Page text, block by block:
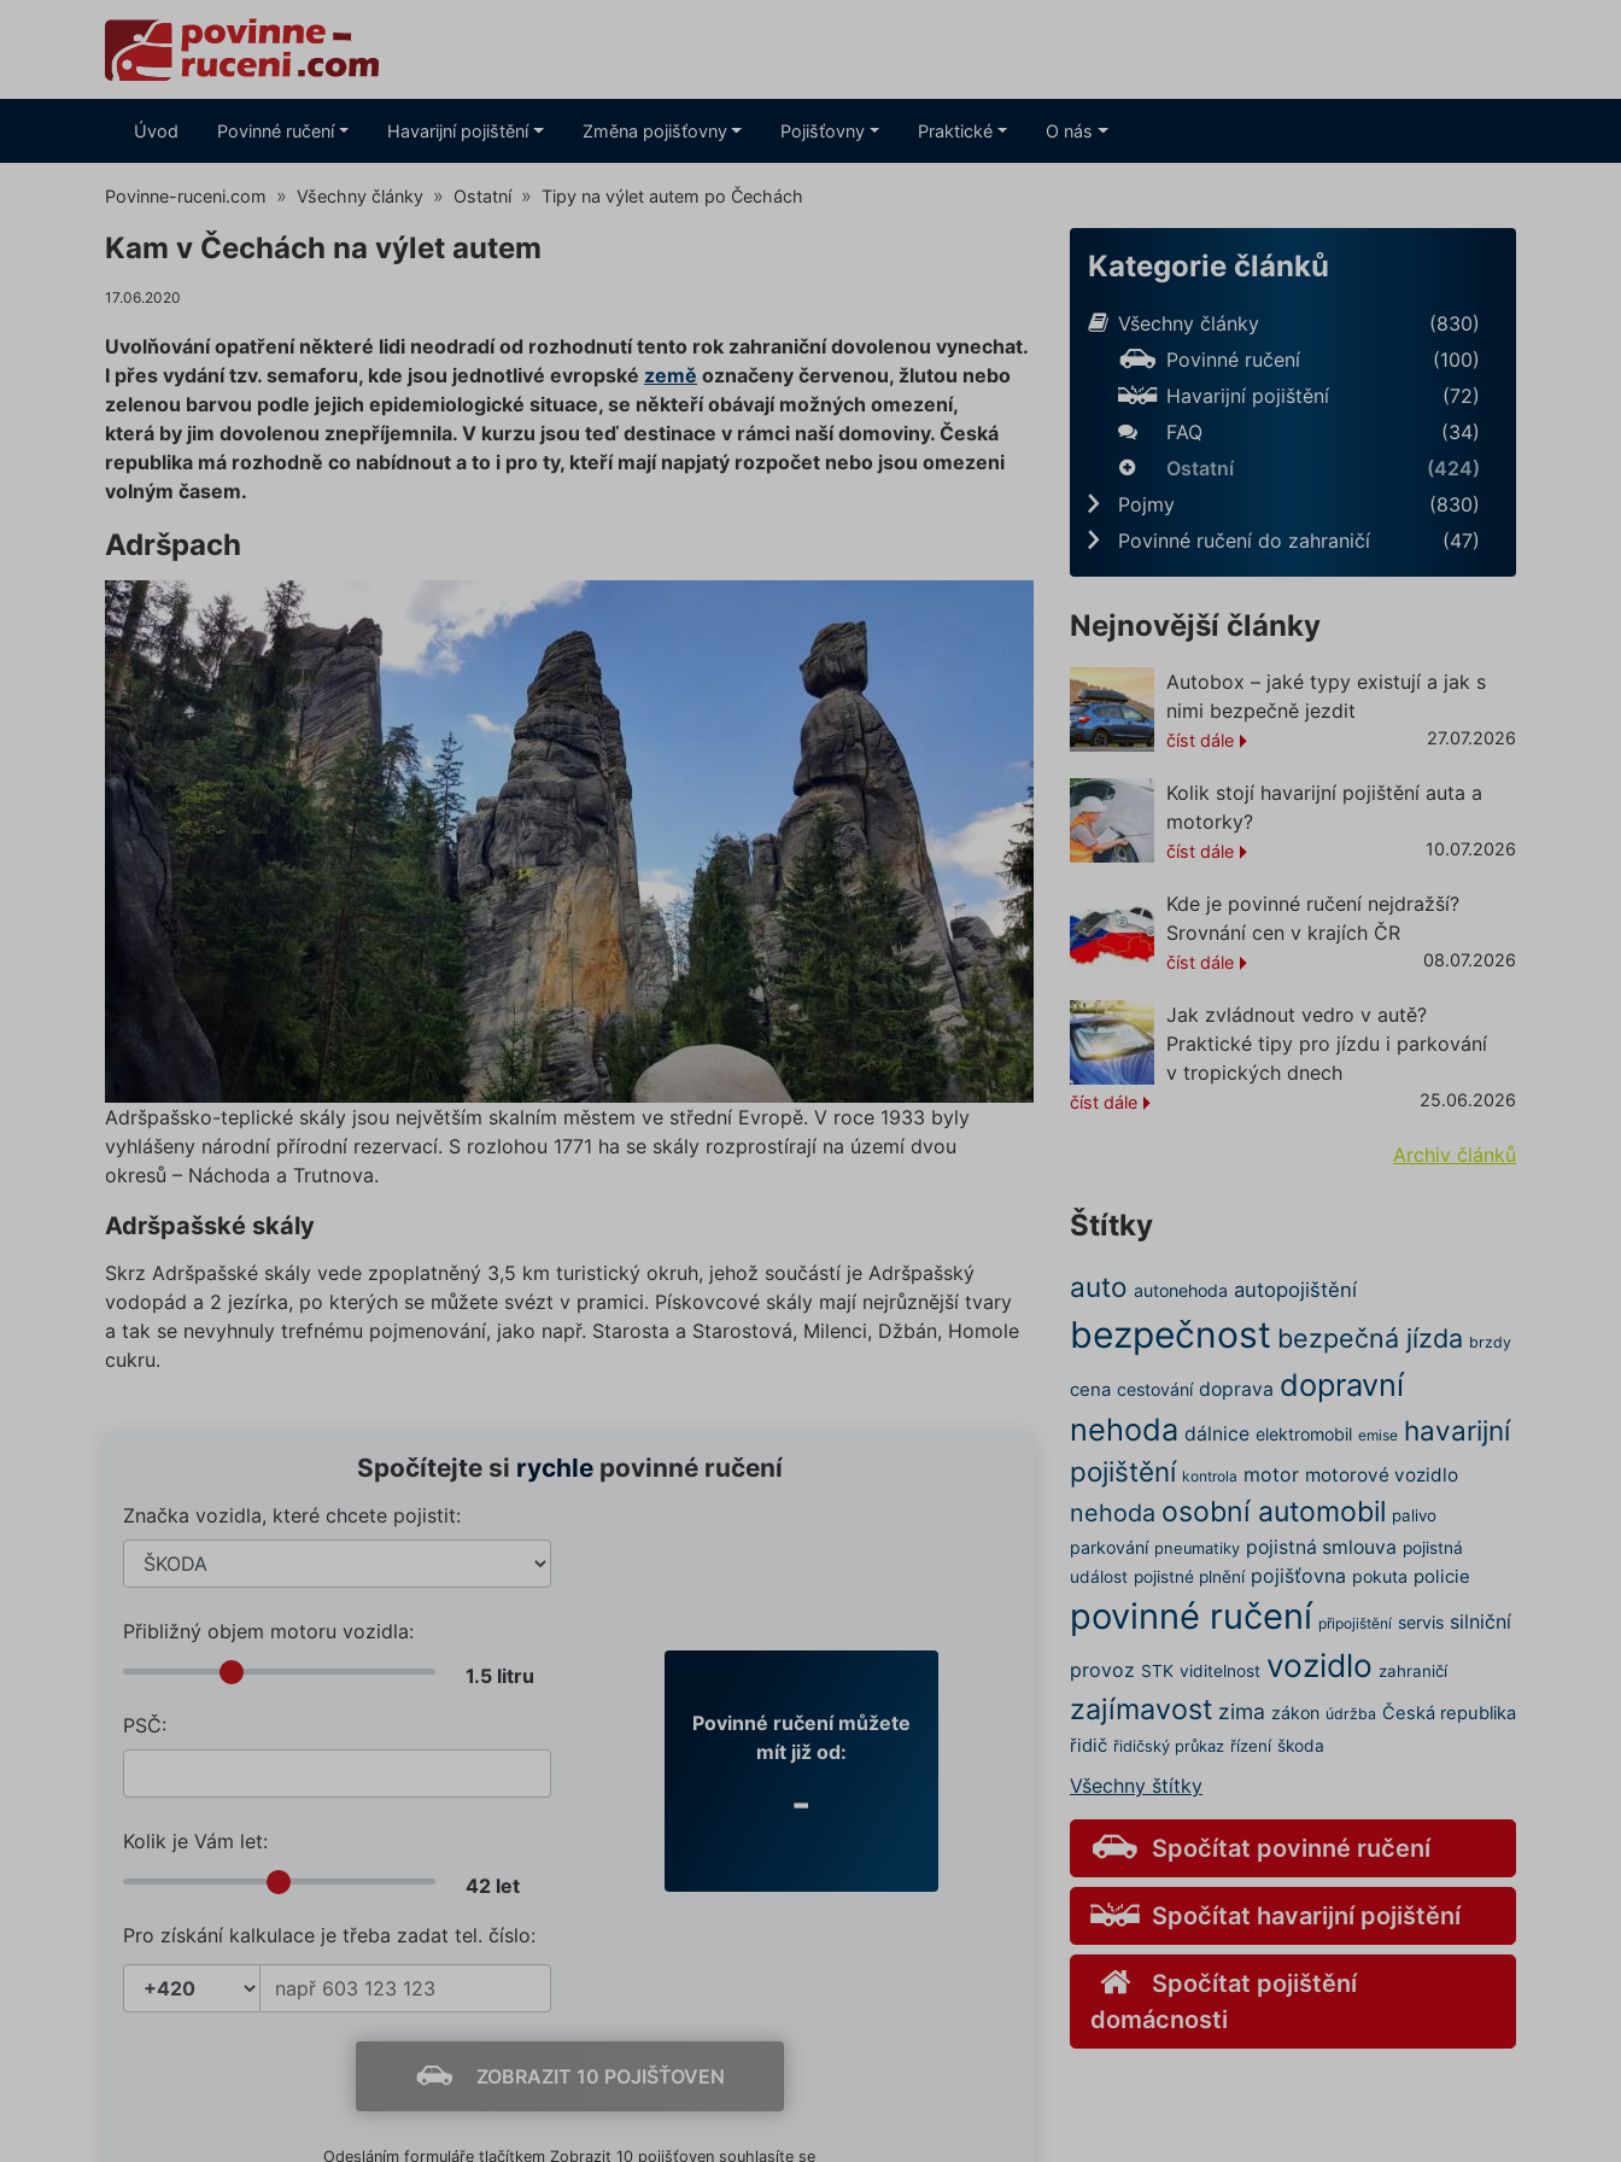
Úvod Povinné ručení Havarijní pojištění Změna pojišťovny Pojišťovny Praktické O nás
Povinne-ruceni.com Všechny články Ostatní Tipy na výlet autem po Čechách
Kam v Čechách na výlet autem
17.06.2020
Uvolňování opatření některé lidi neodradí od rozhodnutí tento rok zahraniční dovolenou vynechat.
I přes vydání tzv. semaforu, kde jsou jednotlivé evropské země označeny červenou, žlutou nebo
zelenou barvou podle jejich epidemiologické situace, se někteří obávají možných omezení,
která by jim dovolenou znepříjemnila. V kurzu jsou teď destinace v rámci naší domoviny. Česká
republika má rozhodně co nabídnout a to i pro ty, kteří mají napjatý rozpočet nebo jsou omezeni
volným časem.
Adršpach
Adršpašsko-teplické skály jsou největším skalním městem ve střední Evropě. V roce 1933 byly
vyhlášeny národní přírodní rezervací. S rozlohou 1771 ha se skály rozprostírají na území dvou
okresů – Náchoda a Trutnova.
Adršpašské skály
Skrz Adršpašské skály vede zpoplatněný 3,5 km turistický okruh, jehož součástí je Adršpašský
vodopád a 2 jezírka, po kterých se můžete svézt v pramici. Pískovcové skály mají nejrůznější tvary
a tak se nevyhnuly trefnému pojmenování, jako např. Starosta a Starostová, Milenci, Džbán, Homole
cukru.
Spočítejte si rychlepovinné ručení
Značka vozidla, které chcete pojistit:
Přibližný objem motoru vozidla:
PSČ:
Kolik je Vám let:
Pro získání kalkulace je třeba zadat tel. číslo:
Povinné ručení můžete
mít již od:
-
ZOBRAZIT 10 POJIŠŤOVEN
Odesláním formuláře tlačítkem Zobrazit 10 pojišťoven souhlasíte se
Kategorie článků
Všechny články
(830)
Povinné ručení
(100)
Havarijní pojištění
(72)
FAQ
(34)
Ostatní
(424)
Pojmy
(830)
Povinné ručení do zahraničí
(47)
Nejnovější články
Autobox – jaké typy existují a jak s
nimi bezpečně jezdit
číst dále 27.07.2026
Kolik stojí havarijní pojištění auta a
motorky?
číst dále 10.07.2026
Kde je povinné ručení nejdražší?
Srovnání cen v krajích ČR
číst dále 08.07.2026
Jak zvládnout vedro v autě?
Praktické tipy pro jízdu i parkování
v tropických dnech
číst dále 25.06.2026
Archiv článků
Štítky
auto autonehoda autopojištění
bezpečnost bezpečná jízda brzdy
cena cestování doprava dopravní
nehoda dálnice elektromobil emise havarijní
pojištění kontrola motor motorové vozidlo
nehoda osobní automobil palivo
parkování pneumatiky pojistná smlouva pojistná
událost pojistné plnění pojišťovna pokuta policie
povinné ručení připojištění servis silniční
provoz STK viditelnost vozidlo zahraničí
zajímavost zima zákon údržba Česká republika
řidič řidičský průkaz řízení škoda
Všechny štítky
Spočítat povinné ručení
Spočítat havarijní pojištění
Spočítat pojištění
domácnosti